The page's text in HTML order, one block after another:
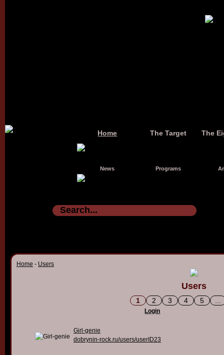
Home The Target The
News Programs
Home - Users
Users
1 2 3 4 5
Login
Girl-genie
dobrynin-rock.ru/users/userID23